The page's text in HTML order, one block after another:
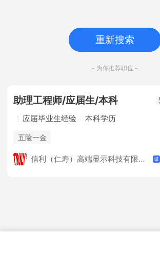
重新搜索
- 为你推荐职位 -
助理工程师/应届生/本科
应届毕业生经验 本科学历
五险一金
信利（仁寿）高端显示科技有限公司